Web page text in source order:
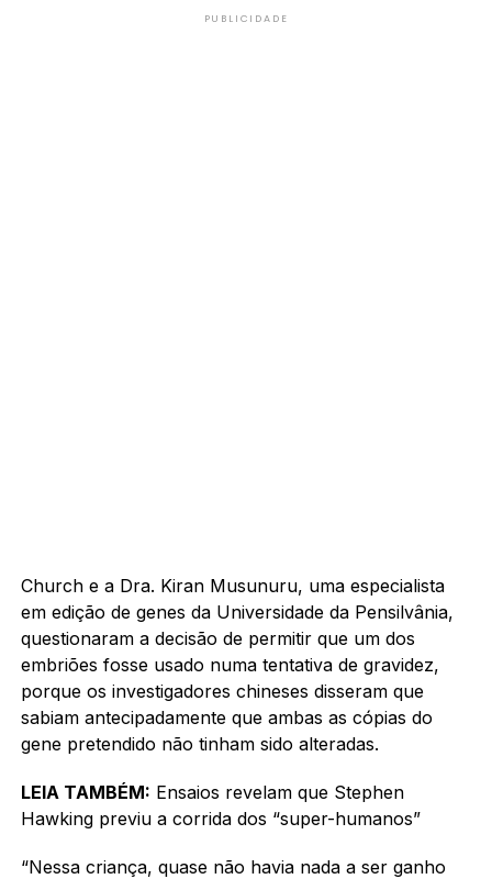
PUBLICIDADE
Church e a Dra. Kiran Musunuru, uma especialista
em edição de genes da Universidade da Pensilvânia,
questionaram a decisão de permitir que um dos
embriões fosse usado numa tentativa de gravidez,
porque os investigadores chineses disseram que
sabiam antecipadamente que ambas as cópias do
gene pretendido não tinham sido alteradas.
LEIA TAMBÉM: Ensaios revelam que Stephen
Hawking previu a corrida dos “super-humanos”
“Nessa criança, quase não havia nada a ser ganho